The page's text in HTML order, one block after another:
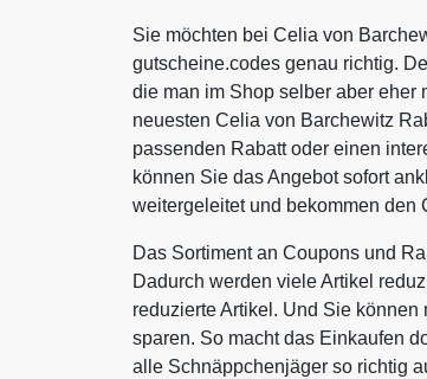
Sie möchten bei Celia von
gutscheine.codes genau richtig.
die man im Shop selber aber eher
neuesten Celia von Barchewitz
passenden Rabatt oder einen
können Sie das Angebot sofort
weitergeleitet und bekommen den
Das Sortiment an Coupons und
Dadurch werden viele Artikel
reduzierte Artikel. Und Sie
sparen. So macht das Einkaufen
alle Schnäppchenjäger so richtig